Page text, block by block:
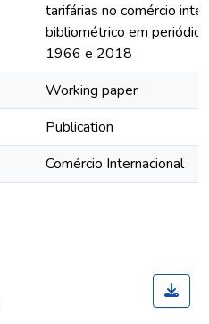
tarifárias no comércio
bibliométrico em
1966 e 2018
Working paper
Publication
Comércio Internacional